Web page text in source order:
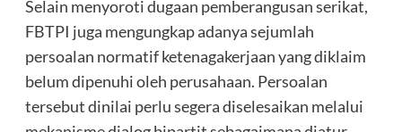
Selain menyoroti dugaan pemberangusan serikat,
FBTPI juga mengungkap adanya sejumlah
persoalan normatif ketenagakerjaan yang diklaim
belum dipenuhi oleh perusahaan. Persoalan
tersebut dinilai perlu segera diselesaikan melalui